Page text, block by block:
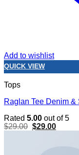
Add to wishlist
QUICK VIEW
Tops
Raglan Tee Denim
Rated 5.00 out of 5
$29.00 Original
$29.00Current